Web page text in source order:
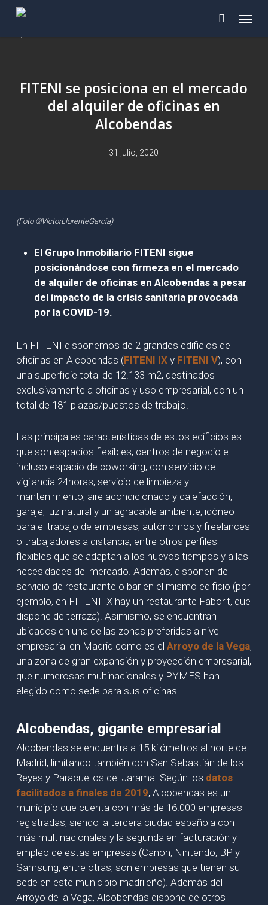
Skip
FITENI se posiciona en el mercado
del alquiler de oficinas en
Alcobendas
31 julio, 2020
(Foto ©VíctorLlorenteGarcía)
El Grupo Inmobiliario FITENI sigue
posicionándose con firmeza en el mercado
de alquiler de oficinas en Alcobendas a pesar
del impacto de la crisis sanitaria provocada
por la COVID-19.
En FITENI disponemos de 2 grandes edificios de
oficinas en Alcobendas (FITENI IXy FITENI V), con
una superficie total de 12.133 m2, destinados
exclusivamente a oficinas y uso empresarial, con un
total de 181 plazas/puestos de trabajo.
Las principales características de estos edificios es
que son espacios flexibles, centros de negocio e
incluso espacio de coworking, con servicio de
vigilancia 24horas, servicio de limpieza y
mantenimiento, aire acondicionado y calefacción,
garaje, luz natural y un agradable ambiente, idóneo
para el trabajo de empresas, autónomos y freelances
o trabajadores a distancia, entre otros perfiles
flexibles que se adaptan a los nuevos tiempos y a las
necesidades del mercado. Además, disponen del
servicio de restaurante o bar en el mismo edificio (por
ejemplo, en FITENI IX hay un restaurante Faborit, que
dispone de terraza). Asimismo, se encuentran
ubicados en una de las zonas preferidas a nivel
empresarial en Madrid como es el Arroyo de la Vega,
una zona de gran expansión y proyección empresarial,
que numerosas multinacionales y PYMES han
elegido como sede para sus oficinas.
Alcobendas, gigante empresarial
Alcobendas se encuentra a 15 kilómetros al norte de
Madrid, limitando también con San Sebastián de los
Reyes y Paracuellos del Jarama. Según los datos
facilitados a finales de 2019, Alcobendas es un
municipio que cuenta con más de 16.000 empresas
registradas, siendo la tercera ciudad española con
más multinacionales y la segunda en facturación y
empleo de estas empresas (Canon, Nintendo, BP y
Samsung, entre otras, son empresas que tienen su
sede en este municipio madrileño). Además del
Arroyo de la Vega, Alcobendas dispone de otros